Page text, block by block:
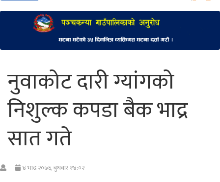
नुवाकोट दारी ग्यांगको
निशुल्क कपडा बैक भाद्र
सात गते
४ भाद्र २०७६, बुधबार १४:०२